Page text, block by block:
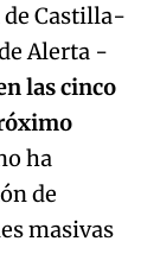
Castilla-
Alerta -
las cinco
ha
de
masivas